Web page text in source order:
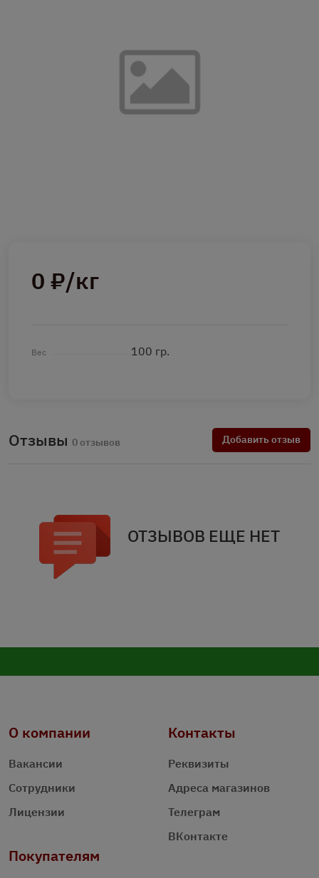
0 ₽/кг
Вес 100 гр.
Отзывы 0 отзывов Добавить отзыв
ОТЗЫВОВ ЕЩЕ НЕТ
О компании
Вакансии
Сотрудники
Лицензии
Контакты
Реквизиты
Адреса магазинов
Телеграм
ВКонтакте
Покупателям